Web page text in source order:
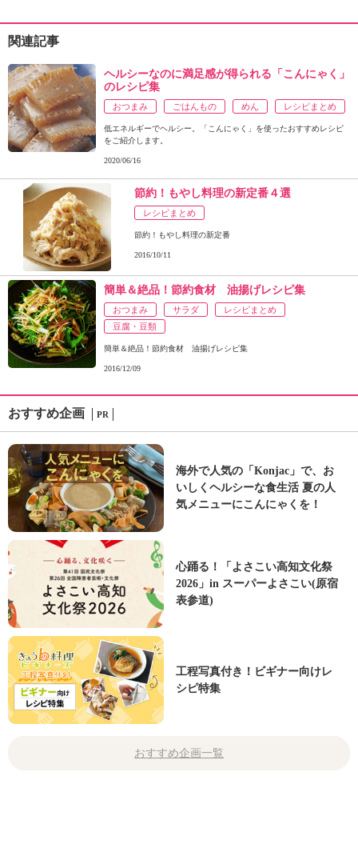
関連記事
ヘルシーなのに満足感が得られる「こんにゃく」
のレシピ集
おつまみ ごはんもの めん レシピまとめ
低エネルギーでヘルシー。「こんにゃく」を使ったおすすめレシピ
をご紹介します。
2020/06/16
節約！もやし料理の新定番４選
レシピまとめ
節約！もやし料理の新定番
2016/10/11
簡単＆絶品！節約食材 油揚げレシピ集
おつまみ サラダ
レシピまとめ
豆腐・豆類
簡単＆絶品！節約食材 油揚げレシピ集
2016/12/09
おすすめ企画 PR
海外で人気の「Konjac」で、お
いしくヘルシーな食生活 夏の人
気メニューにこんにゃくを！
心踊る！「よさこい高知文化祭
2026」in スーパーよさこい(原宿
表参道)
工程写真付き！ビギナー向けレ
シピ特集
おすすめ企画一覧